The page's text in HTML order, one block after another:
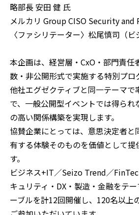
略部長 安田 健 氏
メルカリ Group CISO Security and
〈ファシリテーター〉松尾慎司（ビ
本企画は、経営層・CxO・部門責任
数・非公開形式で実施する特別プロ
他社エグゼクティブと同一テーマで
で、一般公開型イベントでは得ら
の高い関係構築を実現します。
協賛企業にとっては、意思決定者と
有する体験そのものを価値として
す。
ビジネス+IT／Seizo Trend／
キュリティ・DX・製造・金融をテ
ーブルを計12回開催し、120名以上